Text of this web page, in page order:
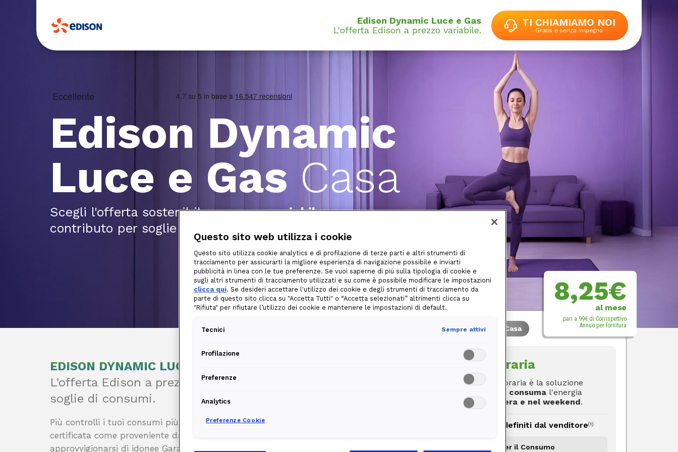
Edison Dynamic
Luce e Gas Casa
Scegli l'offerta sostenibile aprezzo variabilecon
contributo per soglie di consumi
LuceCasa Casa
8,25€
al mese
pari a 99€ di Corrispettivo
Annuo per fornitura
Multioraria
L'opzione multioraria è la soluzione
per chi consuma l'energia
soprattutto
la sera e nel weekend.
Corrispettivi definiti dal venditore(1)
Corrispettivo per il Consumo
EDISON DYNAMIC LUCE E GAS
L’offerta Edison a prezzo variabile con contributo per
soglie di consumi.
Più controlli i tuoi consumi più ti conviene e rispetti l’ambiente con energia
certificata come proveniente da fonti rinnovabili! Edison si impegna ad
approvvigionarsi di idonee Garanzie di Origine, tramite certificazione del GSE per
Edison Dynamic Luce e Gas
L'offerta Edison a prezzo variabile.
TI CHIAMIAMO NOI
Gratis e senza impegno
Questo sito web utilizza i cookie
Questo sito utilizza cookie analytics e di profilazione di terze parti e altri strumenti di
tracciamento per assicurarti la migliore esperienza di navigazione possibile e inviarti
pubblicità in linea con le tue preferenze. Se vuoi saperne di più sulla tipologia di cookie e
sugli altri strumenti di tracciamento utilizzati e su come è possibile modificare le impostazioni
clicca qui. Se desideri accettare l'utilizzo dei cookie e degli strumenti di tracciamento da
parte di questo sito clicca su "Accetta Tutti" o “Accetta selezionati” altrimenti clicca su
"Rifiuta" per rifiutare l’utilizzo dei cookie e mantenere le impostazioni di default.
Tecnici Sempre attivi
Profilazione
Preferenze
Analytics
Preferenze Cookie